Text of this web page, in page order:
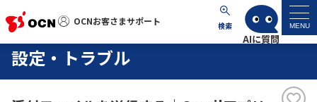
OCNお客さまサポート 検索 MENU
OCNお客さまサポート
設定・トラブル